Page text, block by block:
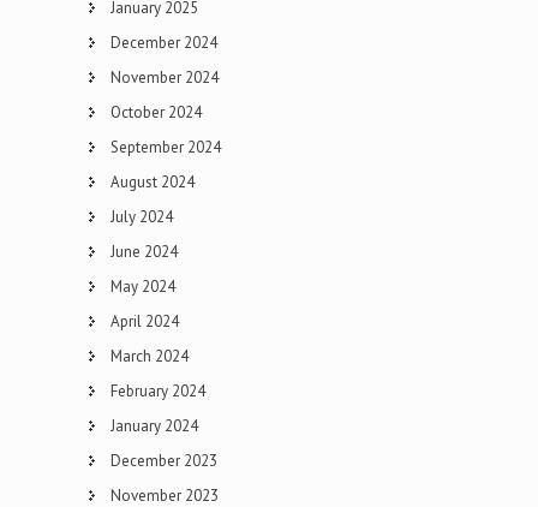
January 2025
December 2024
November 2024
October 2024
September 2024
August 2024
July 2024
June 2024
May 2024
April 2024
March 2024
February 2024
January 2024
December 2023
November 2023